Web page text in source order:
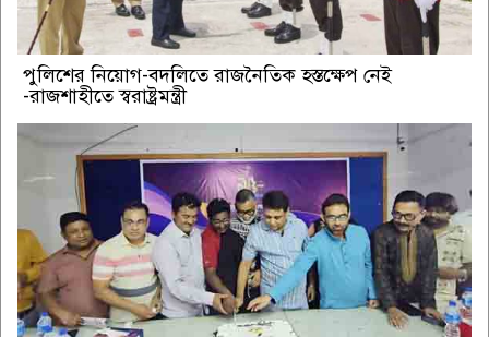
পুলিশের নিয়োগ-বদলিতে রাজনৈতিক হস্তক্ষেপ নেই
-রাজশাহীতে স্বরাষ্ট্রমন্ত্রী